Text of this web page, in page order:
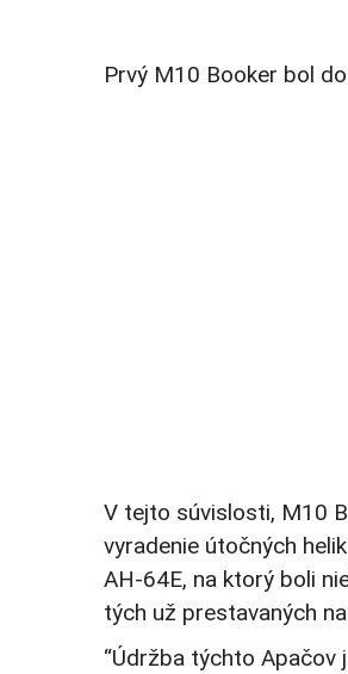
Prvý M10 Booker bol
V tejto súvislosti, M10
vyradenie útočných
AH-64E, na ktorý boli
tých už prestavaných
“Údržba týchto Apačov